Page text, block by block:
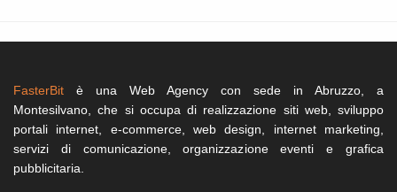
FasterBit è una Web Agency con sede in Abruzzo, a
Montesilvano, che si occupa di realizzazione siti web, sviluppo
portali internet, e-commerce, web design, internet marketing,
servizi di comunicazione, organizzazione eventi e grafica
pubblicitaria.